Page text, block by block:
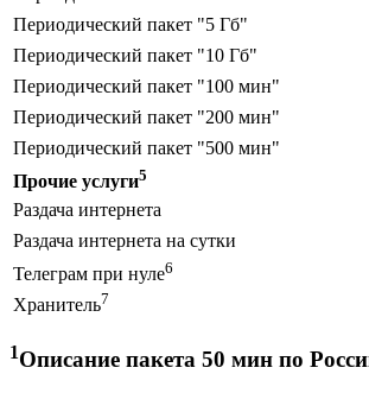
Периодический пакет "5 Гб"
Периодический пакет "10 Гб"
Периодический пакет "100 мин"
Периодический пакет "200 мин"
Периодический пакет "500 мин"
Прочие услуги5
Раздача интернета
Раздача интернета на сутки
Телеграм при нуле6
Хранитель7
1Описание пакета 50 мин по